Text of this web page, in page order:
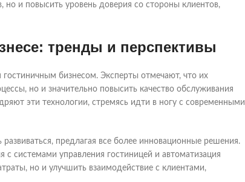
и повысить уровень доверия со стороны клиентов,
тренды и перспективы
бизнесом. Эксперты отмечают, что их
но и значительно повысить качество обслуживания
эти технологии, стремясь идти в ногу с современными
предлагая все более инновационные решения.
системами управления гостиницей и автоматизация
но и улучшить взаимодействие с клиентами,